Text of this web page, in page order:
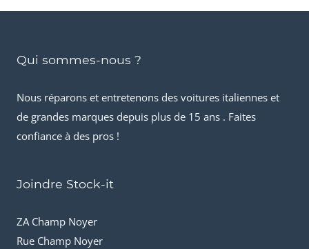
Qui sommes-nous ?
Nous réparons et entretenons des voitures italiennes et
de grandes marques depuis plus de 15 ans . Faites
confiance à des pros !
Joindre Stock-it
ZA Champ Noyer
Rue Champ Noyer